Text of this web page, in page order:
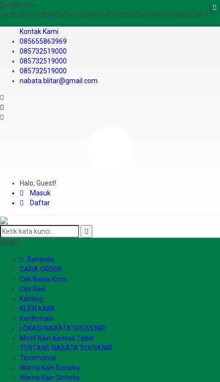
google-site-
verification=ulGFAYaRwT3xFs4fCyDEYtZPCSlyYvbOPvhRRObUW-A
Kontak Kami
085655863969
085732519000
085732519000
085732519000
nabata.blitar@gmail.com
Halo, Guest!
Masuk
Daftar
MENU
Beranda
CARA ORDER
Cek Biaya Kirim
Cek Resi
Katalog
KLIEN KAMI
Konfirmasi
LOKASI NABATA SOUVENIR
Motif Kain Kanvas Tebal
TENTANG NABATA SOUVENIR
Testimonial
Warna Kain Boneka
Warna Kain Sintetis